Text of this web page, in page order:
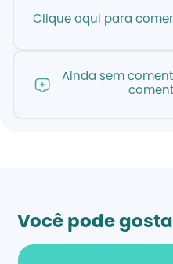
Clique aqui para
Ainda sem
Você pode